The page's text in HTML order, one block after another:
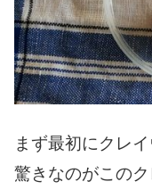
まず最初にクレ
驚きなのがこの